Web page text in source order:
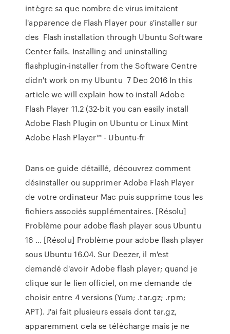
intègre sa que nombre de virus imitaient
l'apparence de Flash Player pour s'installer sur
des Flash installation through Ubuntu Software
Center fails. Installing and uninstalling
flashplugin-installer from the Software Centre
didn't work on my Ubuntu 7 Dec 2016 In this
article we will explain how to install Adobe
Flash Player 11.2 (32-bit you can easily install
Adobe Flash Plugin on Ubuntu or Linux Mint
Adobe Flash Player™ - Ubuntu-fr
Dans ce guide détaillé, découvrez comment
désinstaller ou supprimer Adobe Flash Player
de votre ordinateur Mac puis supprime tous les
fichiers associés supplémentaires. [Résolu]
Problème pour adobe flash player sous Ubuntu
16 ... [Résolu] Problème pour adobe flash player
sous Ubuntu 16.04. Sur Deezer, il m'est
demandé d'avoir Adobe flash player; quand je
clique sur le lien officiel, on me demande de
choisir entre 4 versions (Yum; .tar.gz; .rpm;
APT). J'ai fait plusieurs essais dont tar.gz,
apparemment cela se télécharge mais je ne